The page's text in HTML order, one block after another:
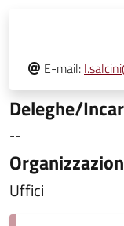
E-mail:
Deleghe/
--
Uffici